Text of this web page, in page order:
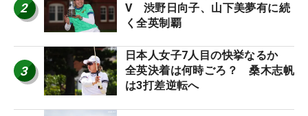
2
V 渋野日向子、山下美夢有に続
く全英制覇
3
日本人女子7人目の快挙なるか
全英決着は何時ごろ？ 桑木志帆
は3打差逆転へ